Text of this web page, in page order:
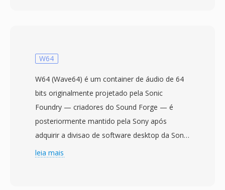
correção de erros (CIRC) que garantem
menores. Quando o áudio é extraído de um
CD, o fluxo resultante é frequentemente salvo
com a extensão .cdda como PCM bruto antes
da conversão. A vantagem mais evidente é a
natureza sem compressão é sem perdas — o
que chega aos seus ouvidos é
W64
W64 (Wave64) é um container de áudio de 64
bits originalmente projetado pela Sonic
Foundry — criadores do Sound Forge — é
posteriormente mantido pela Sony após
adquirir a divisao de software desktop da Sonic
Foundry em 2003. O formato aborda
leia mais